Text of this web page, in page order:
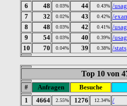
6
48 0.03% 44 0.43% /
7
32 0.02% 43 0.42% /
8
48 0.03% 42 0.41% /
9
54 0.03% 40 0.39% /
10
70 0.04% 39 0.38% /stats
Top 10 von
# Anfragen
Besuche
1
4664 2.55% 1276 12.34% /